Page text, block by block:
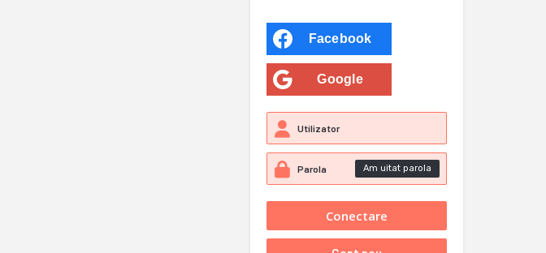
Facebook
Google
Am uitat parola